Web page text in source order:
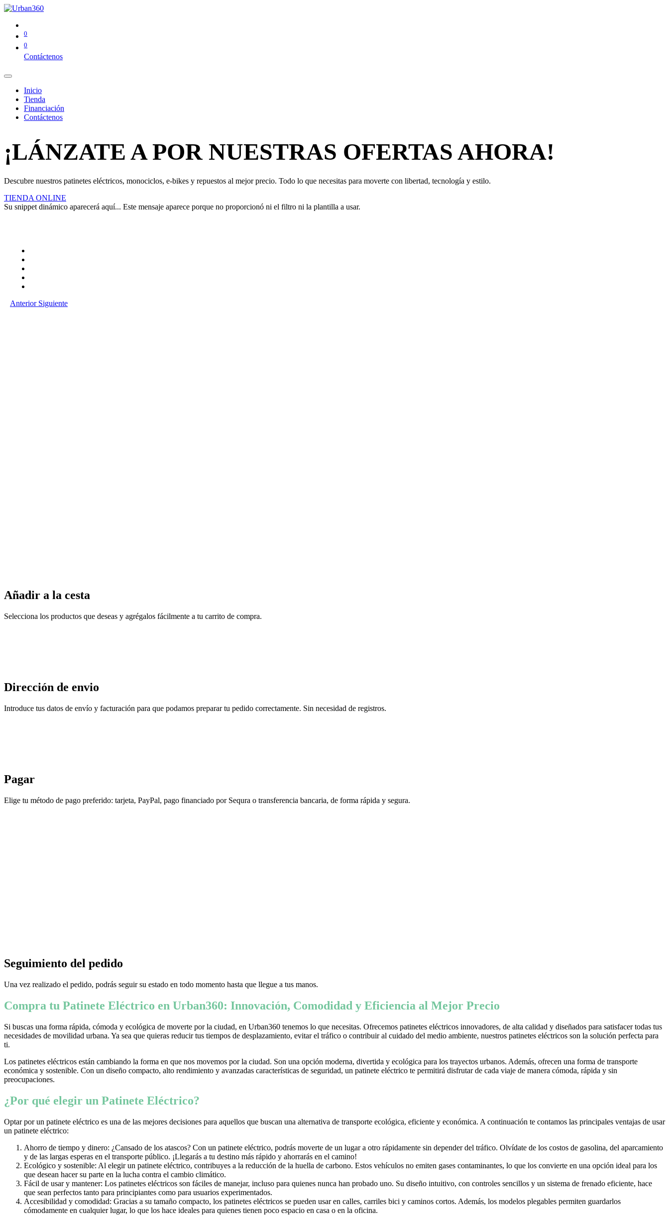
0
0
Contáctenos
Inicio
Tienda
Financiación
Contáctenos
¡LÁNZATE A POR NUESTRAS OFERTAS AHORA!
Descubre nuestros patinetes eléctricos, monociclos, e-bikes y repuestos al mejor precio. Todo lo que necesitas para moverte con libertad, tecnología y estilo.
TIENDA ONLINE
Su snippet dinámico aparecerá aquí... Este mensaje aparece porque no proporcionó ni el filtro ni la plantilla a usar.
Anterior Siguiente
Añadir a la cesta
Selecciona los productos que deseas y agrégalos fácilmente a tu carrito de compra.
Dirección de envio
Introduce tus datos de envío y facturación para que podamos preparar tu pedido correctamente. Sin necesidad de registros.
Pagar
Elige tu método de pago preferido: tarjeta, PayPal, pago financiado por Sequra o transferencia bancaria, de forma rápida y segura.
Seguimiento del pedido
Una vez realizado el pedido, podrás seguir su estado en todo momento hasta que llegue a tus manos.
Compra tu Patinete Eléctrico en Urban360: Innovación, Comodidad y Eficiencia al Mejor Precio
Si buscas una forma rápida, cómoda y ecológica de moverte por la ciudad, en Urban360 tenemos lo que necesitas. Ofrecemos patinetes eléctricos innovadores, de alta calidad y diseñados para satisfacer todas tus
necesidades de movilidad urbana. Ya sea que quieras reducir tus tiempos de desplazamiento, evitar el tráfico o contribuir al cuidado del medio ambiente, nuestros patinetes eléctricos son la solución perfecta para
ti.
Los patinetes eléctricos están cambiando la forma en que nos movemos por la ciudad. Son una opción moderna, divertida y ecológica para los trayectos urbanos. Además, ofrecen una forma de transporte
económica y sostenible. Con un diseño compacto, alto rendimiento y avanzadas características de seguridad, un patinete eléctrico te permitirá disfrutar de cada viaje de manera cómoda, rápida y sin
preocupaciones.
¿Por qué elegir un Patinete Eléctrico?
Optar por un patinete eléctrico es una de las mejores decisiones para aquellos que buscan una alternativa de transporte ecológica, eficiente y económica. A continuación te contamos las principales ventajas de usar
un patinete eléctrico:
Ahorro de tiempo y dinero: ¿Cansado de los atascos? Con un patinete eléctrico, podrás moverte de un lugar a otro rápidamente sin depender del tráfico. Olvídate de los costos de gasolina, del aparcamiento
y de las largas esperas en el transporte público. ¡Llegarás a tu destino más rápido y ahorrarás en el camino!
Ecológico y sostenible: Al elegir un patinete eléctrico, contribuyes a la reducción de la huella de carbono. Estos vehículos no emiten gases contaminantes, lo que los convierte en una opción ideal para los
que desean hacer su parte en la lucha contra el cambio climático.
Fácil de usar y mantener: Los patinetes eléctricos son fáciles de manejar, incluso para quienes nunca han probado uno. Su diseño intuitivo, con controles sencillos y un sistema de frenado eficiente, hace
que sean perfectos tanto para principiantes como para usuarios experimentados.
Accesibilidad y comodidad: Gracias a su tamaño compacto, los patinetes eléctricos se pueden usar en calles, carriles bici y caminos cortos. Además, los modelos plegables permiten guardarlos
cómodamente en cualquier lugar, lo que los hace ideales para quienes tienen poco espacio en casa o en la oficina.